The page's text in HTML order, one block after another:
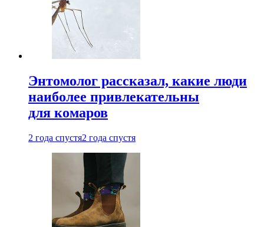
Энтомолог рассказал, какие люди
наиболее привлекательны
для комаров
2 года спустя2 года спустя